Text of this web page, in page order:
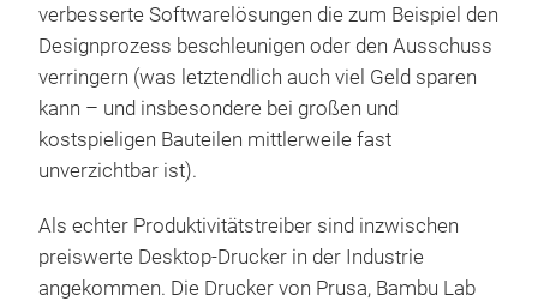
verbesserte Softwarelösungen die zum Beispiel den
Designprozess beschleunigen oder den Ausschuss
verringern (was letztendlich auch viel Geld sparen
kann – und insbesondere bei großen und
kostspieligen Bauteilen mittlerweile fast
unverzichtbar ist).
Als echter Produktivitätstreiber sind inzwischen
preiswerte Desktop-Drucker in der Industrie
angekommen. Die Drucker von Prusa, Bambu Lab